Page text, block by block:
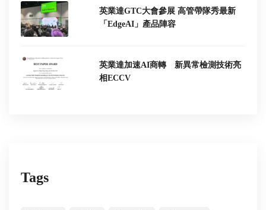
英業達GTC大會參展 高管帶隊秀最新
「EdgeAI」產品陣容
英業達加速AI商轉 新異常檢測技術亮
相ECCV
Tags